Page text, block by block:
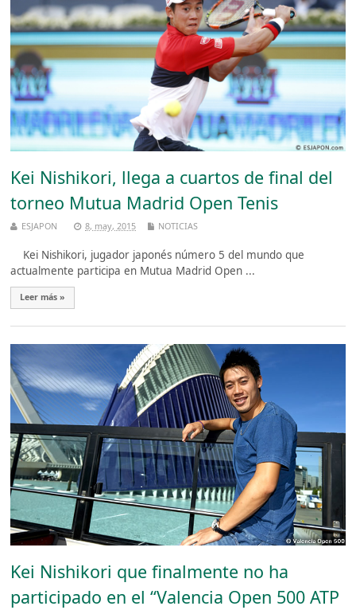
Kei Nishikori, llega a cuartos de final del
torneo Mutua Madrid Open Tenis
ESJAPON 8, may, 2015 NOTICIAS
Kei Nishikori, jugador japonés número 5 del mundo que
actualmente participa en Mutua Madrid Open ...
Leer más »
Kei Nishikori que finalmente no ha
participado en el “Valencia Open 500 ATP